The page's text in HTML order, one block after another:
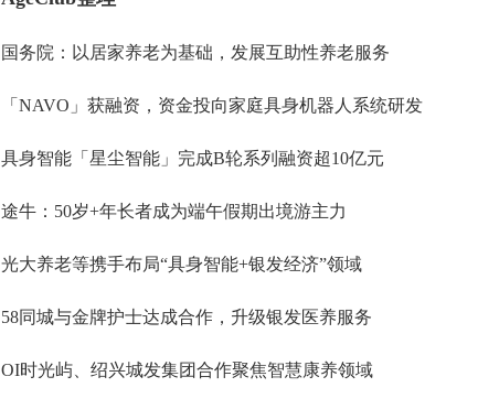
国务院：以居家养老为基础，发展互助性养老服务
「NAVO」获融资，资金投向家庭具身机器人系统研发
具身智能「星尘智能」完成B轮系列融资超10亿元
途牛：50岁+年长者成为端午假期出境游主力
光大养老等携手布局“具身智能+银发经济”领域
58同城与金牌护士达成合作，升级银发医养服务
OI时光屿、绍兴城发集团合作聚焦智慧康养领域